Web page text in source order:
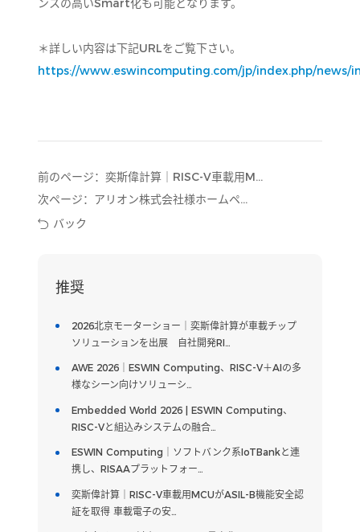
＊詳しい内容は下記URLをご覧下さい。
https://www.eswincomputing.com/jp/index.php/news/
前のページ：
奕斯偉計算｜RISC-V車載用MCUがASIL-B機能安全認証を取得 車載電子の安全性が新たな段階へ
次ページ：
アリオン株式会社様ホームページにニュース掲載頂きました
バック
推奨
2026北京モーターショー｜奕斯偉計算が車載チップ
ソリューションを出展 自社開発RI…
AWE 2026｜ESWIN Computing、RISC-V＋AIの多
様なシーン向けソリューシ…
Embedded World 2026 | ESWIN Computing、
RISC-Vと組込みシステムの融合…
ESWIN Computing｜ソフトバンク系IoTBankと連
携し、RISAAプラットフォー…
奕斯偉計算｜RISC-V車載用MCUがASIL-B機能安全認
証を取得 車載電子の安…